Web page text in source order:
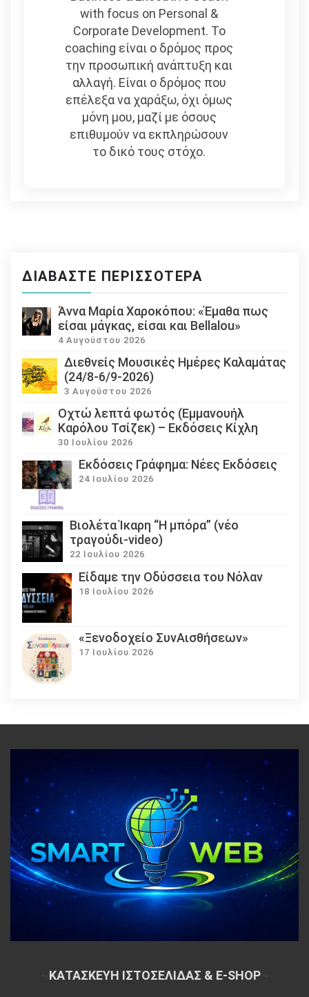
with focus on Personal &
Corporate Development. To
coaching είναι ο δρόμος προς
την προσωπική ανάπτυξη και
αλλαγή. Είναι ο δρόμος που
επέλεξα να χαράξω, όχι όμως
μόνη μου, μαζί με όσους
επιθυμούν να εκπληρώσουν
το δικό τους στόχο.
ΔΙΑΒΆΣΤΕ ΠΕΡΙΣΣΌΤΕΡΑ
Άννα Μαρία Χαροκόπου: «Έμαθα πως
είσαι μάγκας, είσαι και Bellalou»
4 Αυγούστου 2026
Διεθνείς Μουσικές Ημέρες Καλαμάτας
(24/8-6/9-2026)
3 Αυγούστου 2026
Οχτώ λεπτά φωτός (Εμμανουήλ
Καρόλου Τσίζεκ) – Εκδόσεις Κίχλη
30 Ιουλίου 2026
Εκδόσεις Γράφημα: Νέες Εκδόσεις
24 Ιουλίου 2026
Βιολέτα Ίκαρη “Η μπόρα” (νέο
τραγούδι-video)
22 Ιουλίου 2026
Eίδαμε την Οδύσσεια του Νόλαν
18 Ιουλίου 2026
«Ξενοδοχείο ΣυνΑισθήσεων»
17 Ιουλίου 2026
ΚΑΤΑΣΚΕΥΗ ΙΣΤΟΣΕΛΙΔΑΣ & E-SHOP~